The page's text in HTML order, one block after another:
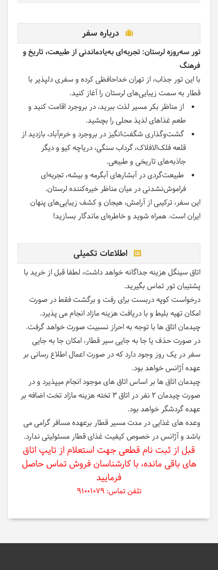
درباره سفر
تور سه‌روزه لرستان: تجربه‌ای به‌یادماندنی از طبیعت، تاریخ و
فرهنگ
با این تور جذاب، از تهران خداحافظی کرده و سفری دلپذیر با
قطار به سمت زیبایی‌های لرستان را آغاز کنید.
از مناظر بکر مسیر لذت ببرید، در بروجرد اقامت کنید و
طعم غذاهای لذیذ محلی را بچشید.
گشت‌و‌گذاری شگفت‌انگیز در بروجرد و خرم‌آباد، بازدید از
قلعه فلک‌الافلاک، گرداب سنگی، دریاچه کیو و دیگر
جاذبه‌های تاریخی و طبیعی.
طبیعت‌گردی در آبشارهای آبگرمه و بیشه، تجربه‌ای
فراموش‌نشدنی در میان مناظر خیره‌کننده لرستان.
این سفر، ترکیبی از آرامش، هیجان و کشف زیبایی‌های پنهان
ایران است. همراه شوید و خاطره‌ای ماندگار بسازید!
اطلاعات تکمیلی
اتاق سینگل هزینه جداگانه خواهد داشت، لطفا قبل از خرید با
پشتیبان تور تماس بگیرید.
درخواست کوپه دربست برای رفت و برگشت فقط در صورت
امکان تهیه بلیط و با دریافت هزینه مازاد انجام می پذیرد.
چیدمان اتاق ها با توجه به احراز نسبیت صورت خواهد گرفت.
در صورت حذف یا جا به جایی سیر قطار، امکان جا به جایی
سفر در یک روز وجود دارد که در صورت اعمال اطلاع رسانی بر
عهده آژانس خواهد بود.
چیدمان اتاق ها بر اساس اتاق های موجود انجام میپذیرد و در
صورت چیدمان 2 نفر در اتاق 3 تخته هزینه مازاد تخت اضافه بر
عهده گردشگر خواهد بود.
وعده های غذایی در مدت مسیر قطار برعهده مسافر گرامی می
باشد و آژانس در خصوص کیفیت غذای قطار مسئولیتی ندارد.
قبل از ثبت نام قطعی جهت استعلام از تایپ اتاق
های باقی مانده، با کارشناسان فروش تماس حاصل
فرمایید
تلفن تماس: 91001079